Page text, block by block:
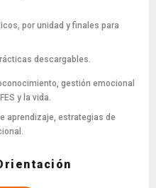
por unidad y finales para
descargables.
gestión emocional
y la vida.
aprendizaje, estrategias de